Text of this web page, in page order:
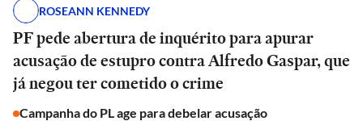
ROSEANN KENNEDY
PF pede abertura de inquérito para apurar
acusação de estupro contra Alfredo Gaspar, que
já negou ter cometido o crime
Campanha do PL age para debelar acusação